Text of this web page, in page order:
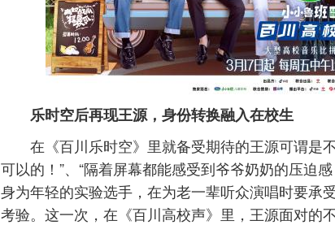
乐时空后再现王源，身份转换融入在校生
在《百川乐时空》里就备受期待的王源可谓是
可以的！”、“隔着屏幕都能感受到爷爷奶奶的压迫
身为年轻的实验选手，在为老一辈听众演唱时要承
考验。这一次，在《百川高校声》里，王源面对的